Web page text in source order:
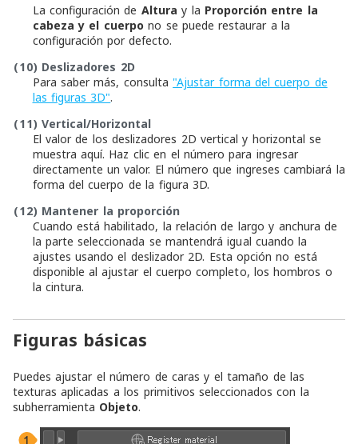
La configuración de Altura y la Proporción entre la
cabeza y el cuerpo no se puede restaurar a la
configuración por defecto.
(10) Deslizadores 2D
Para saber más, consulta "Ajustar forma del cuerpo de
las figuras 3D".
(11) Vertical/Horizontal
El valor de los deslizadores 2D vertical y horizontal se
muestra aquí. Haz clic en el número para ingresar
directamente un valor. El número que ingreses cambiará la
forma del cuerpo de la figura 3D.
(12) Mantener la proporción
Cuando está habilitado, la relación de largo y anchura de
la parte seleccionada se mantendrá igual cuando la
ajustes usando el deslizador 2D. Esta opción no está
disponible al ajustar el cuerpo completo, los hombros o
la cintura.
Figuras básicas
Puedes ajustar el número de caras y el tamaño de las
texturas aplicadas a los primitivos seleccionados con la
subherramienta Objeto.